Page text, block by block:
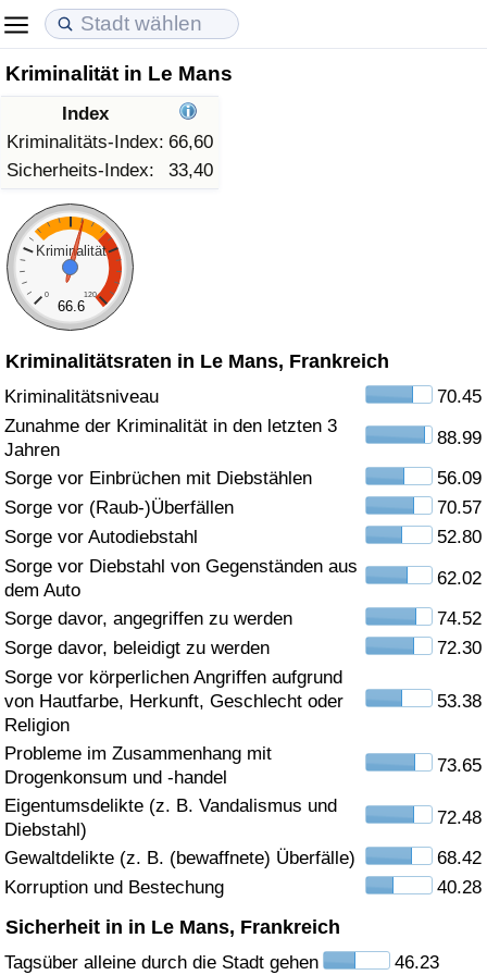
Kriminalität in Le Mans
Index
Kriminalitäts-Index: 66,60
Sicherheits-Index:
33,40
Kriminalität
0 120
66.6
Kriminalitätsraten in Le Mans, Frankreich
Kriminalitätsniveau
70.45
Zunahme der Kriminalität in den letzten 3
Jahren
88.99
Sorge vor Einbrüchen mit Diebstählen
56.09
Sorge vor (Raub-)Überfällen
70.57
Sorge vor Autodiebstahl
52.80
Sorge vor Diebstahl von Gegenständen aus
dem Auto
62.02
Sorge davor, angegriffen zu werden
74.52
Sorge davor, beleidigt zu werden
72.30
Sorge vor körperlichen Angriffen aufgrund
von Hautfarbe, Herkunft, Geschlecht oder
Religion
53.38
Probleme im Zusammenhang mit
Drogenkonsum und -handel
73.65
Eigentumsdelikte (z. B. Vandalismus und
Diebstahl)
72.48
Gewaltdelikte (z. B. (bewaffnete) Überfälle)
68.42
Korruption und Bestechung
40.28
Sicherheit in in Le Mans, Frankreich
Tagsüber alleine durch die Stadt gehen 46.23
Lebenshaltungskosten
Lebenshaltungskosten-Index (aktuell)
Lebenshaltungskosten-Index
Lebenshaltungskosten-Index nach Land
in Akaba
Immobilienpreise
Immobilienpreis-Index (aktuell)
Immobilienpreis-Index
Immobilienpreis-Index nach Land
Lebensqualität
Lebensqualität-Index
Lebensqualität-Index (aktuell)
Lebensqualitätsindex nach Land
Kriminalität
Kriminalitäts-Index (aktuell)
Kriminalitäts-Index
Kriminalitätsindex nach Land
Gesundheitsversorgung
Gesundheitsversorgungs-Index (aktuell)
Gesundheitsversorgungs-Index
Gesundheitsversorgungs-Index nach Land
Umweltverschmutzung
Umweltverschmutzungs-Index (aktuell)
Verschmutzungsindex
Umweltverschmutzungs-Index nach Land
Verkehr